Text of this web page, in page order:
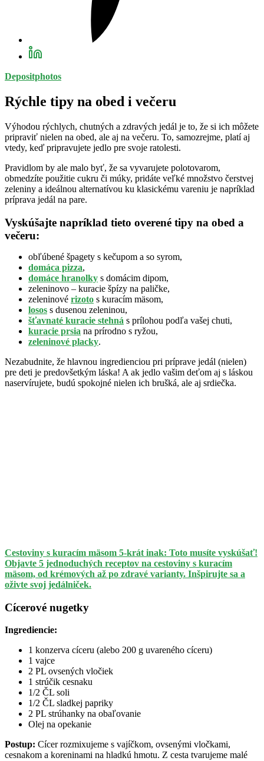
Depositphotos
Rýchle tipy na obed i večeru
Výhodou rýchlych, chutných a zdravých jedál je to, že si ich môžete
pripraviť nielen na obed, ale aj na večeru. To, samozrejme, platí aj
vtedy, keď pripravujete jedlo pre svoje ratolesti.
Pravidlom by ale malo byť, že sa vyvarujete polotovarom,
obmedzíte použitie cukru či múky, pridáte veľké množstvo čerstvej
zeleniny a ideálnou alternatívou ku klasickému vareniu je napríklad
príprava jedál na pare.
Vyskúšajte napríklad tieto overené tipy na obed a
večeru:
obľúbené špagety s kečupom a so syrom,
domáca pizza,
domáce hranolky s domácim dipom,
zeleninovo – kuracie špízy na paličke,
zeleninové rizoto s kuracím mäsom,
losos s dusenou zeleninou,
šťavnaté kuracie stehná s prílohou podľa vašej chuti,
kuracie prsia na prírodno s ryžou,
zeleninové placky.
Nezabudnite, že hlavnou ingredienciou pri príprave jedál (nielen)
pre deti je predovšetkým láska! A ak jedlo vašim deťom aj s láskou
naservírujete, budú spokojné nielen ich brušká, ale aj srdiečka.
Cestoviny s kuracím mäsom 5-krát inak: Toto musíte vyskúšať!
Objavte 5 jednoduchých receptov na cestoviny s kuracím
mäsom, od krémových až po zdravé varianty. Inšpirujte sa a
oživte svoj jedálniček.
Cícerové nugetky
Ingrediencie:
1 konzerva cíceru (alebo 200 g uvareného cíceru)
1 vajce
2 PL ovsených vločiek
1 strúčik cesnaku
1/2 ČL soli
1/2 ČL sladkej papriky
2 PL strúhanky na obaľovanie
Olej na opekanie
Postup: Cícer rozmixujeme s vajíčkom, ovsenými vločkami,
cesnakom a koreninami na hladkú hmotu. Z cesta tvarujeme malé